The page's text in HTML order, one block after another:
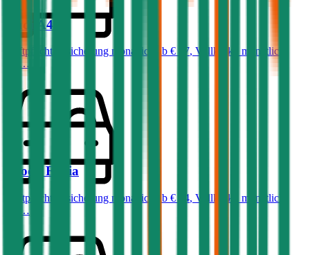
A4
Haftpflichtversicherung monatlich ab € 87, Vollkasko monatlich
ab …
Skoda Fabia
Haftpflichtversicherung monatlich ab € 34, Vollkasko monatlich
ab …